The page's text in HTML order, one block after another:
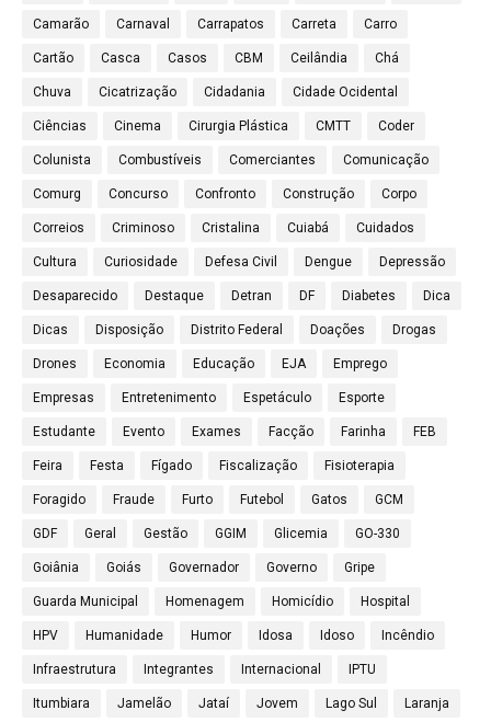
Camarão Carnaval Carrapatos Carreta Carro
Cartão Casca Casos CBM Ceilândia Chá
Chuva Cicatrização Cidadania Cidade Ocidental
Ciências Cinema Cirurgia Plástica CMTT Coder
Colunista Combustíveis Comerciantes Comunicação
Comurg Concurso Confronto Construção Corpo
Correios Criminoso Cristalina Cuiabá Cuidados
Cultura Curiosidade Defesa Civil Dengue Depressão
Desaparecido Destaque Detran DF Diabetes Dica
Dicas Disposição Distrito Federal Doações Drogas
Drones Economia Educação EJA Emprego
Empresas Entretenimento Espetáculo Esporte
Estudante Evento Exames Facção Farinha FEB
Feira Festa Fígado Fiscalização Fisioterapia
Foragido Fraude Furto Futebol Gatos GCM
GDF Geral Gestão GGIM Glicemia GO-330
Goiânia Goiás Governador Governo Gripe
Guarda Municipal Homenagem Homicídio Hospital
HPV Humanidade Humor Idosa Idoso Incêndio
Infraestrutura Integrantes Internacional IPTU
Itumbiara Jamelão Jataí Jovem Lago Sul Laranja